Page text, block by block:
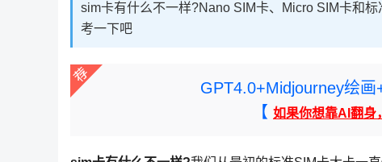
sim卡有什么不一样?Nano SIM卡、Micro SIM卡和
考一下吧
GPT4.0+Midjourney绘画
【 如果你想靠AI翻身